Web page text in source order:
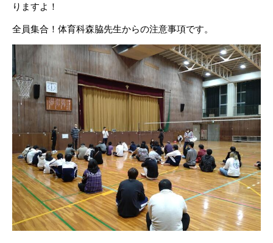
りますよ！
全員集合！体育科森脇先生からの注意事項です。